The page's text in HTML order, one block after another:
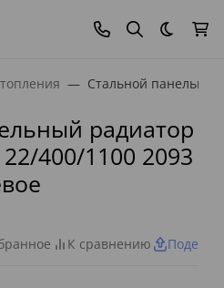
Темная
Стальной
радиатор
400/1100 2093
К сравнению